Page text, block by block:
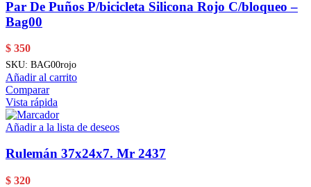
Par De Puños P/bicicleta Silicona Rojo C/bloqueo –
Bag00
$ 350
SKU: BAG00rojo
Añadir al carrito
Comparar
Vista rápida
Añadir a la lista de deseos
Rulemán 37x24x7. Mr 2437
$ 320